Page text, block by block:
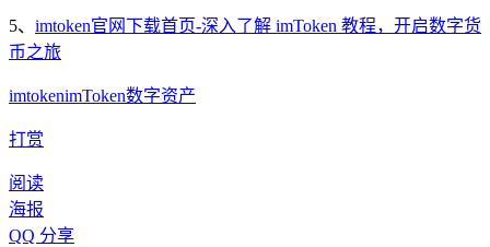
5、 imtoken官网下载首页-深入了解 imToken 教程，开启数字货
币之旅
imtokenimToken数字资产
打赏
阅读
海报
QQ 分享